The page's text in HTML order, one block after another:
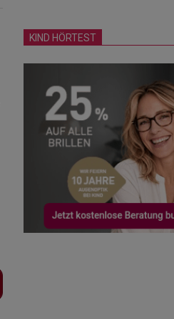
KIND HÖRTEST